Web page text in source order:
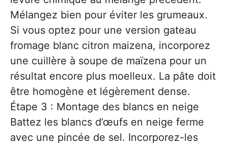
Mélangez bien pour éviter les grumeaux.
Si vous optez pour une version gateau
fromage blanc citron maizena, incorporez
une cuillère à soupe de maïzena pour un
résultat encore plus moelleux. La pâte doit
être homogène et légèrement dense.
Étape 3 : Montage des blancs en neige
Battez les blancs d’œufs en neige ferme
avec une pincée de sel. Incorporez-les